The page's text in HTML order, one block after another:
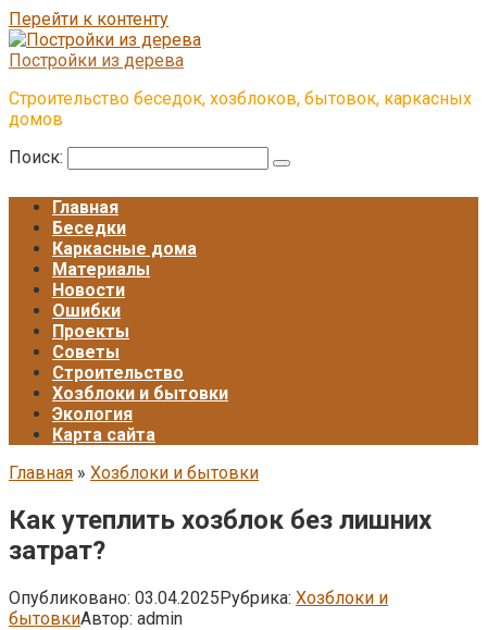
Перейти к контенту
Постройки из дерева
Строительство беседок, хозблоков, бытовок, каркасных
домов
Поиск:
Главная
Беседки
Каркасные дома
Материалы
Новости
Ошибки
Проекты
Советы
Строительство
Хозблоки и бытовки
Экология
Карта сайта
Главная » Хозблоки и бытовки
Как утеплить хозблок без лишних
затрат?
Опубликовано: 03.04.2025Рубрика: Хозблоки и
бытовкиАвтор: admin